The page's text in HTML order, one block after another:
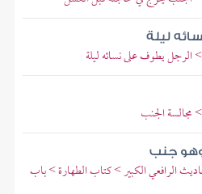
ليلة
يطوف على نسائه ليلة
الجنب
وهو جنب
الرافعي الكبير > كتاب الطهارة > باب